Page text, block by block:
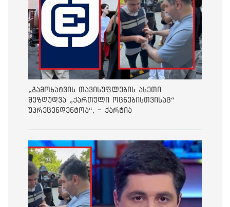
„გამოხატვის თავისუფლების ასეთი
შეზღუდვა „ქართული ოცნებისთვისაც“
უპრეცენდენტოა“, - ქარტია